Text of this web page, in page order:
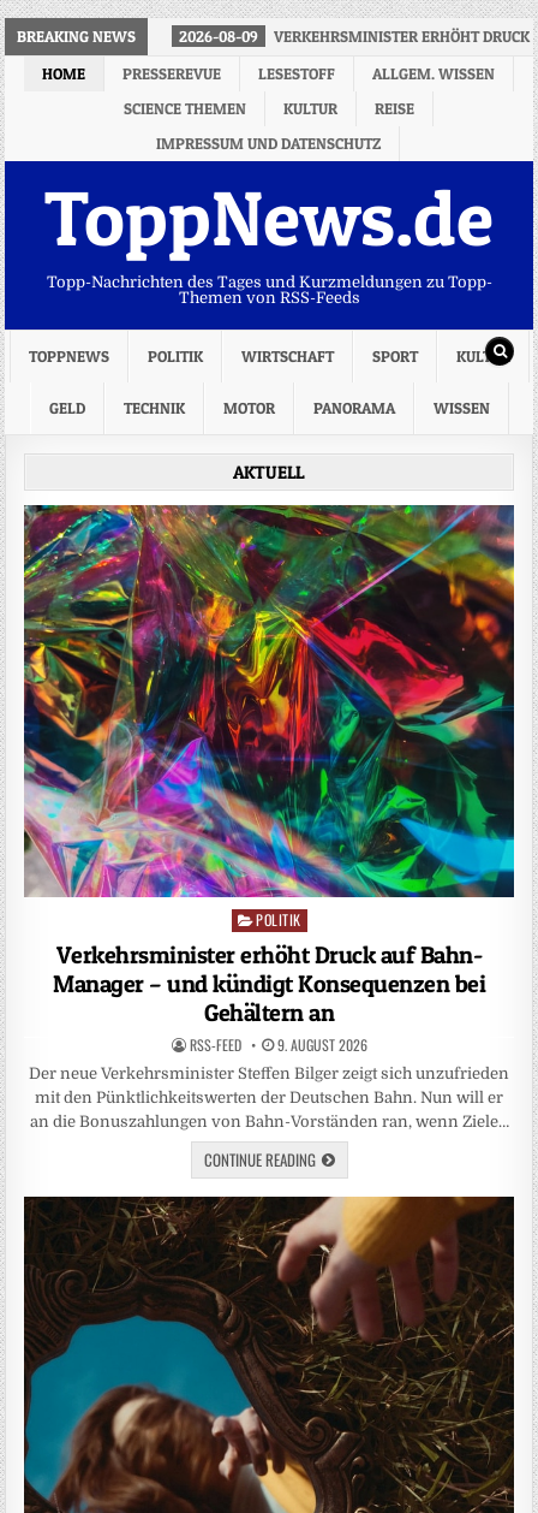
BREAKING NEWS 2026-08-09
VERKEHRSMINISTER ERHÖHT
HOME
PRESSEREVUE LESESTOFF
ALLGEM. WISSEN
SCIENCE THEMEN
KULTUR
REISE
IMPRESSUM UND DATENSCHUTZ
ToppNews.de
Topp-Nachrichten des Tages und Kurzmeldungen zu Topp-
Themen von RSS-Feeds
TOPPNEWS POLITIK WIRTSCHAFT SPORT KULTUR
GELD TECHNIK MOTOR PANORAMA WISSEN
AKTUELL
Posted
POLITIK
Verkehrsminister erhöht Druck auf Bahn-
Manager – und kündigt Konsequenzen bei
Gehältern an
RSS-FEED 9. AUGUST 2026
Der neue Verkehrsminister Steffen Bilger zeigt sich unzufrieden
mit den Pünktlichkeitswerten der Deutschen Bahn. Nun will er
an die Bonuszahlungen von Bahn-Vorständen ran, wenn Ziele…
CONTINUE READING